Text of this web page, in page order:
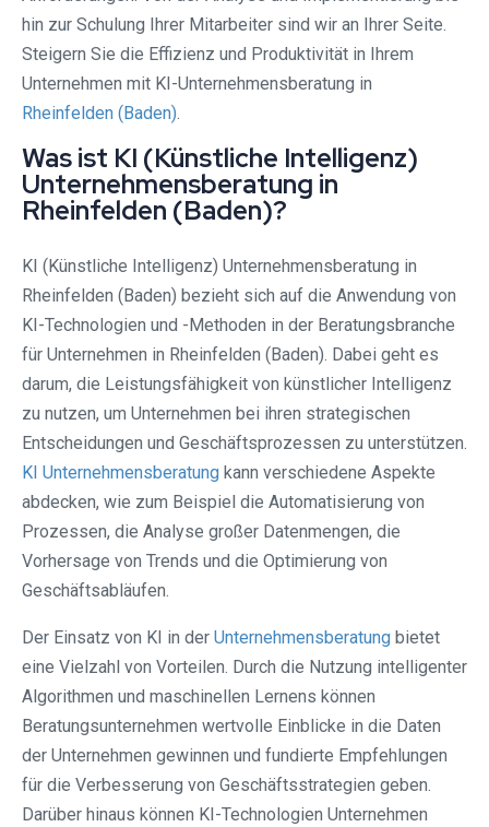
hin zur Schulung Ihrer Mitarbeiter sind wir an Ihrer Seite.
Steigern Sie die Effizienz und Produktivität in Ihrem
Unternehmen mit KI-Unternehmensberatung in
Rheinfelden (Baden).
Was ist KI (Künstliche Intelligenz)
Unternehmensberatung in
Rheinfelden (Baden)?
KI (Künstliche Intelligenz) Unternehmensberatung in
Rheinfelden (Baden) bezieht sich auf die Anwendung von
KI-Technologien und -Methoden in der Beratungsbranche
für Unternehmen in Rheinfelden (Baden). Dabei geht es
darum, die Leistungsfähigkeit von künstlicher Intelligenz
zu nutzen, um Unternehmen bei ihren strategischen
Entscheidungen und Geschäftsprozessen zu unterstützen.
KI Unternehmensberatung kann verschiedene Aspekte
abdecken, wie zum Beispiel die Automatisierung von
Prozessen, die Analyse großer Datenmengen, die
Vorhersage von Trends und die Optimierung von
Geschäftsabläufen.
Der Einsatz von KI in der Unternehmensberatung bietet
eine Vielzahl von Vorteilen. Durch die Nutzung intelligenter
Algorithmen und maschinellen Lernens können
Beratungsunternehmen wertvolle Einblicke in die Daten
der Unternehmen gewinnen und fundierte Empfehlungen
für die Verbesserung von Geschäftsstrategien geben.
Darüber hinaus können KI-Technologien Unternehmen